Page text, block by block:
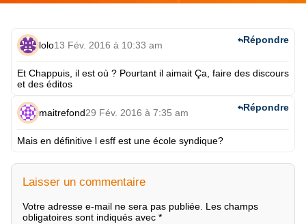
lolo13 Fév. 2016 à 10:33 am
Et Chappuis, il est où ? Pourtant il aimait Ça, faire des discours
et des éditos
Répondre
maitrefond29 Fév. 2016 à 7:35 am
Mais en définitive l esff est une école syndique?
Répondre
Laisser un commentaire
Votre adresse e-mail ne sera pas publiée. Les champs
obligatoires sont indiqués avec *